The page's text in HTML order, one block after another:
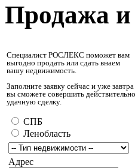
Продажа и
Специалист РОСЛЕКС поможет вам
выгодно продать или сдать внаем
вашу недвижимость.
Заполните заявку сейчас и уже завтра
вы сможете совершить действительно
удачную сделку.
СПБ
Ленобласть
Адрес